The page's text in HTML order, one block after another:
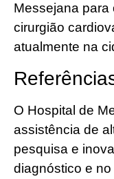
Messejana para
cirurgião
atualmente na
O Hospital de
assistência de
pesquisa e
diagnóstico e